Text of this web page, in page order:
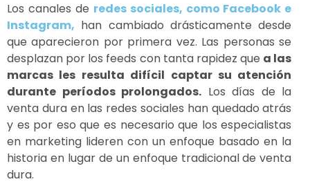
Los canales de redes sociales, como Facebook e
Instagram, han cambiado drásticamente desde
que aparecieron por primera vez. Las personas se
desplazan por los feeds con tanta rapidez que a las
marcas les resulta difícil captar su atención
durante períodos prolongados. Los días de la
venta dura en las redes sociales han quedado atrás
y es por eso que es necesario que los especialistas
en marketing lideren con un enfoque basado en la
historia en lugar de un enfoque tradicional de venta
dura.